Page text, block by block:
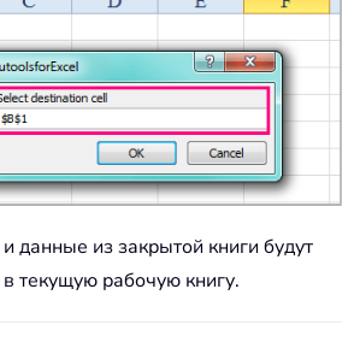
и данные из закрытой книги будут
текущую рабочую книгу.